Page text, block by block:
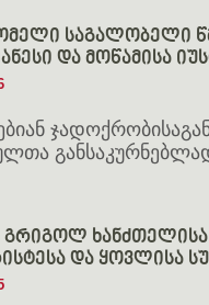
საგალობელი
და მოწამისა
ხანძთელისა -
და ყოვლისა